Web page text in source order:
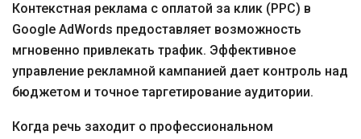
Контекстная реклама с оплатой за клик (PPC) в
Google AdWords предоставляет возможность
мгновенно привлекать трафик. Эффективное
управление рекламной кампанией дает контроль над
бюджетом и точное таргетирование аудитории.
Когда речь заходит о профессиональном